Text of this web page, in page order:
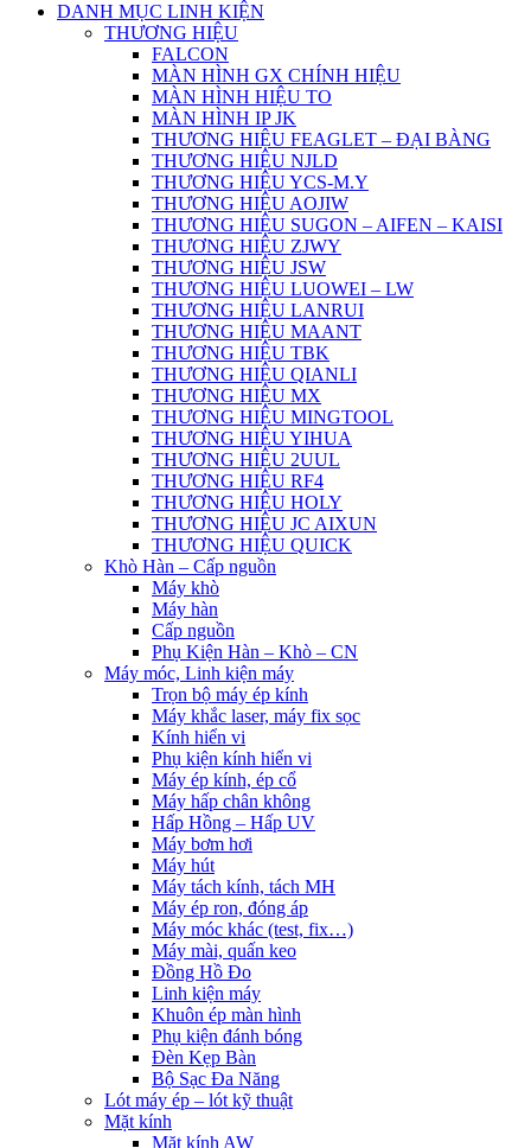
DANH MỤC LINH KIỆN
THƯƠNG HIỆU
FALCON
MÀN HÌNH GX CHÍNH HIỆU
MÀN HÌNH HIỆU TO
MÀN HÌNH IP JK
THƯƠNG HIỆU FEAGLET – ĐẠI BÀNG
THƯƠNG HIỆU NJLD
THƯƠNG HIỆU YCS-M.Y
THƯƠNG HIỆU AOJIW
THƯƠNG HIỆU SUGON – AIFEN – KAISI
THƯƠNG HIỆU ZJWY
THƯƠNG HIỆU JSW
THƯƠNG HIỆU LUOWEI – LW
THƯƠNG HIỆU LANRUI
THƯƠNG HIỆU MAANT
THƯƠNG HIỆU TBK
THƯƠNG HIỆU QIANLI
THƯƠNG HIỆU MX
THƯƠNG HIỆU MINGTOOL
THƯƠNG HIỆU YIHUA
THƯƠNG HIỆU 2UUL
THƯƠNG HIỆU RF4
THƯƠNG HIỆU HOLY
THƯƠNG HIỆU JC AIXUN
THƯƠNG HIỆU QUICK
Khò Hàn – Cấp nguồn
Máy khò
Máy hàn
Cấp nguồn
Phụ Kiện Hàn – Khò – CN
Máy móc, Linh kiện máy
Trọn bộ máy ép kính
Máy khắc laser, máy fix sọc
Kính hiển vi
Phụ kiện kính hiển vi
Máy ép kính, ép cổ
Máy hấp chân không
Hấp Hồng – Hấp UV
Máy bơm hơi
Máy hút
Máy tách kính, tách MH
Máy ép ron, đóng áp
Máy móc khác (test, fix…)
Máy mài, quấn keo
Đồng Hồ Đo
Linh kiện máy
Khuôn ép màn hình
Phụ kiện đánh bóng
Đèn Kẹp Bàn
Bộ Sạc Đa Năng
Lót máy ép – lót kỹ thuật
Mặt kính
Mặt kính AW